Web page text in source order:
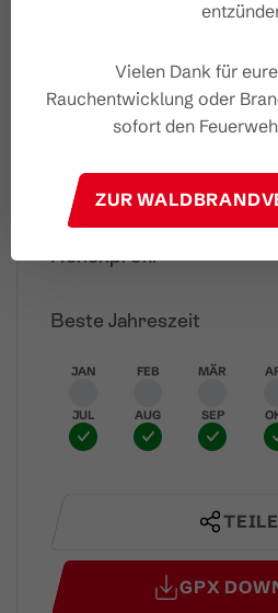
Schwierigkeit Leicht
Naturbadesee
Höhenprofil
Beste Jahreszeit
JAN FEB MÄR
JUL AUG SEP
GPX
Vielen Dank für
Rauchentwicklung oder
sofort den
ZUR